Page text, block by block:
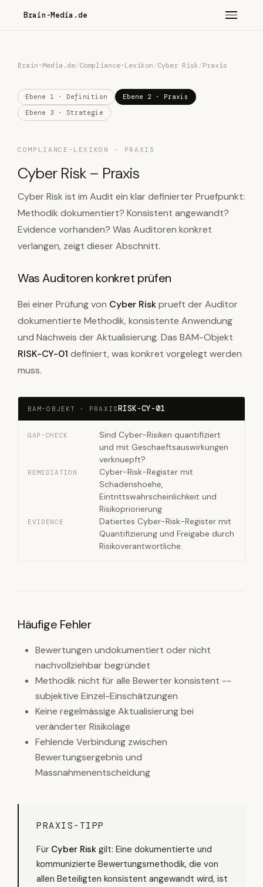
Brain-Media.de
Brain-Media.de/Compliance-Lexikon/Cyber Risk/Praxis
Ebene 1 · Definition
Ebene 2 · Praxis
Ebene 3 · Strategie
COMPLIANCE-LEXIKON · PRAXIS
Cyber Risk – Praxis
Cyber Risk ist im Audit ein klar definierter Pruefpunkt:
Methodik dokumentiert? Konsistent angewandt?
Evidence vorhanden? Was Auditoren konkret
verlangen, zeigt dieser Abschnitt.
Was Auditoren konkret prüfen
Bei einer Prüfung von Cyber Riskprueft der Auditor
dokumentierte Methodik, konsistente Anwendung
und Nachweis der Aktualisierung. Das BAM-Objekt
RISK-CY-01 definiert, was konkret vorgelegt werden
muss.
BAM-OBJEKT · PRAXISRISK-CY-01
GAP-CHECK
Sind Cyber-Risiken quantifiziert
und mit Geschaeftsauswirkungen
verknuepft?
REMEDIATION
Cyber-Risk-Register mit
Schadenshoehe,
Eintrittswahrscheinlichkeit und
Risikopriorierung
EVIDENCE
Datiertes Cyber-Risk-Register mit
Quantifizierung und Freigabe durch
Risikoverantwortliche.
Häufige Fehler
Bewertungen undokumentiert oder nicht
nachvollziehbar begründet
Methodik nicht für alle Bewerter konsistent --
subjektive Einzel-Einschätzungen
Keine regelmässige Aktualisierung bei
veränderter Risikolage
Fehlende Verbindung zwischen
Bewertungsergebnis und
Massnahmenentscheidung
PRAXIS-TIPP
Für Cyber Risk gilt: Eine dokumentierte und
kommunizierte Bewertungsmethodik, die von
allen Beteiligten konsistent angewandt wird, ist